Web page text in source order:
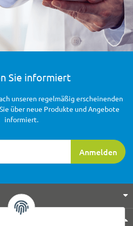
Sie informiert
Anmelden
unseren regelmäßig erscheinenden
über neue Produkte und Angebote
informiert.